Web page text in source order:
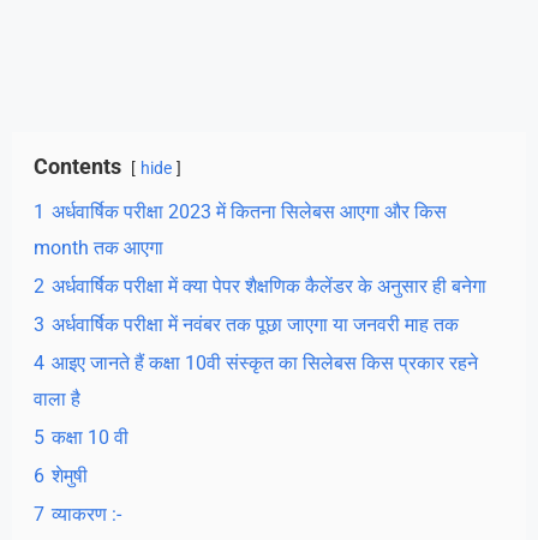
Contents hide
1 अर्धवार्षिक परीक्षा 2023 में कितना सिलेबस आएगा और किस
month तक आएगा
2 अर्धवार्षिक परीक्षा में क्या पेपर शैक्षणिक कैलेंडर के अनुसार ही बनेगा
3 अर्धवार्षिक परीक्षा में नवंबर तक पूछा जाएगा या जनवरी माह तक
4 आइए जानते हैं कक्षा 10वी संस्कृत का सिलेबस किस प्रकार रहने
वाला है
5 कक्षा 10 वी
6 शेमुषी
7 व्याकरण :-